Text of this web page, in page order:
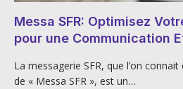
Messa SFR: Optimisez
pour une Communication
La messagerie SFR, que l’on
de « Messa SFR », est un…